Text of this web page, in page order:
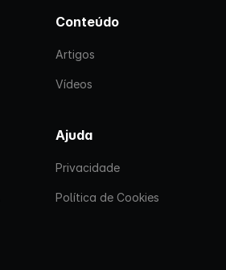
Conteúdo
Artigos
Vídeos
Ajuda
Privacidade
Política de Cookies